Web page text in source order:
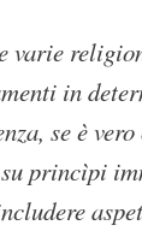
varie
in
se è vero
princìpi